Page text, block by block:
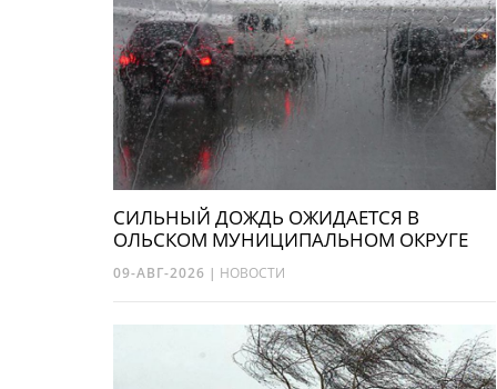
СИЛЬНЫЙ ДОЖДЬ ОЖИДАЕТСЯ В
ОЛЬСКОМ МУНИЦИПАЛЬНОМ ОКРУГЕ
09-АВГ-2026 | НОВОСТИ